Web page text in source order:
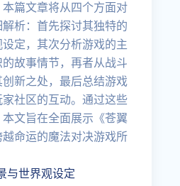
篇文章将从四个方面对
析：首先探讨其独特的
定，其次分析游戏的主
故事情节，再者从战斗
新之处，最后总结游戏
社区的互动。通过这些
文旨在全面展示《苍翼
命运的魔法对决游戏所
与世界观设定